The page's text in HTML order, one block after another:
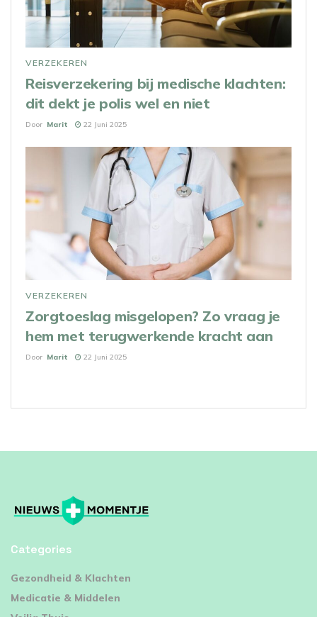
VERZEKEREN
Reisverzekering bij medische klachten:
dit dekt je polis wel en niet
Door Marit 22 Juni 2025
VERZEKEREN
Zorgtoeslag misgelopen? Zo vraag je
hem met terugwerkende kracht aan
Door Marit 22 Juni 2025
Categories
⁠Gezondheid & Klachten
Medicatie & Middelen